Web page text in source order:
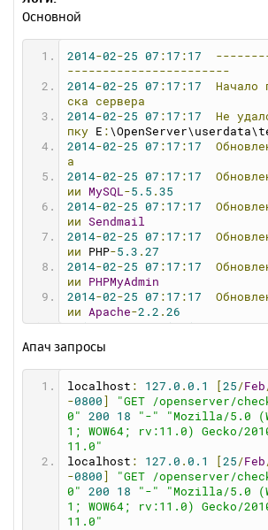
httpcharset
logreadsize=256
showversion =0
crdisk=
crpath = 0
crdomain =0
showfvr =0
showprogs=
hdomains
balloon 1
favorite
0
showswitch
1
debugmode = 1
stext =0
sbrowser 0
email =0
vdisk=W
selfhosts=
webdir = "domains"
browser=""
filebrowser
sfilebrowser=0
memcache= 0
dns=0
fzone= none
speed=0
maxrequests
upurl =http
//open-server.ru/
durl= http://open-server.ru/
folders = "public_html
tdocs docs web httpdocs
Основной
2014-02-25 07 : 17 : 17
-----------------------
2014-02-25 07 : 17 : 17 Начало
ска
сервера
2014-02-25 07 : 17 : 17 Не
пку E :
2014-02-25 07 : 17 : 17
а
2014-02-25 07 : 17 : 17
ии
MySQL-5.5 . 35
2014-02-25 07 : 17 : 17
ии Sendmail
2014-02-25 07 : 17 : 17
ии PHP-5.3 . 27
2014-02-25 07 : 17 : 17
ии
PHPMyAdmin
2014-02-25 07 : 17 : 17
ии Apache-2.2 . 26
2014-02-25 07:17:17 Запуск
2014- 02
2014
рвера
2014-02-25 07: 17 : 19 Веб-
пущен!
Апач запросы
localhost : 127.0 . 0.1 25 /Feb
-0800
"GET /openserver/
0"
200 18 "-"
"Mozilla/5.0
1; WOW64; rv:11.0) Gecko/
11.0"
localhost : 127.0 . 0.1 25 /Feb
-0800
"GET /openserver/
0"
200 18 "-"
"Mozilla/5.0
1; WOW64; rv:11.0) Gecko/
11.0"